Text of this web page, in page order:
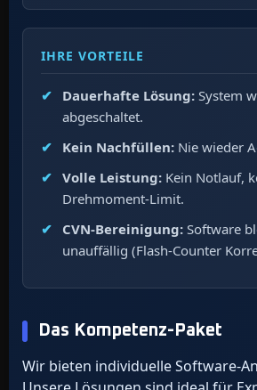
IHRE VORTEILE
Dauerhafte Lösung: System
abgeschaltet.
Kein Nachfüllen: Nie wieder
Volle Leistung: Kein Notlauf,
Drehmoment-Limit.
CVN-Bereinigung: Software
unauffällig (Flash-Counter
Das Kompetenz-Paket
Wir bieten individuelle Software-